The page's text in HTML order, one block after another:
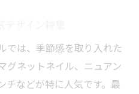
では、季節感を取り入れた
グネットネイル、ニュアン
チなどが特に人気です。最